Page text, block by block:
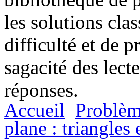
les solutions
difficulté et de
sagacité des
réponses.
Accueil
plane : triangles